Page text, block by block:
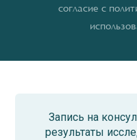
согласие с
Запись на
результаты